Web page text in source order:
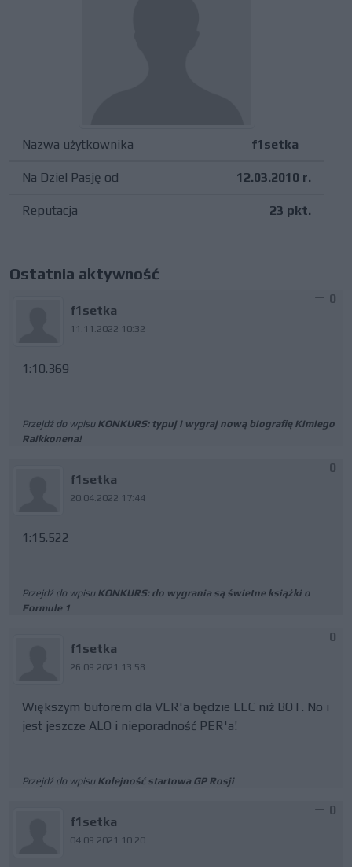
Nazwa użytkownika f1setka
Na Dziel Pasję od 12.03.2010 r.
Reputacja 23 pkt.
Ostatnia aktywność
f1setka
11.11.2022 10:32
0
1:10.369
Przejdź do wpisu KONKURS: typuj i wygraj nową biografię Kimiego
Raikkonena!
f1setka
20.04.2022 17:44
0
1:15.522
Przejdź do wpisu KONKURS: do wygrania są świetne książki o
Formule 1
f1setka
26.09.2021 13:58
0
Większym buforem dla VER'a będzie LEC niż BOT. No i
jest jeszcze ALO i nieporadność PER'a!
Przejdź do wpisu Kolejność startowa GP Rosji
f1setka
04.09.2021 10:20
0